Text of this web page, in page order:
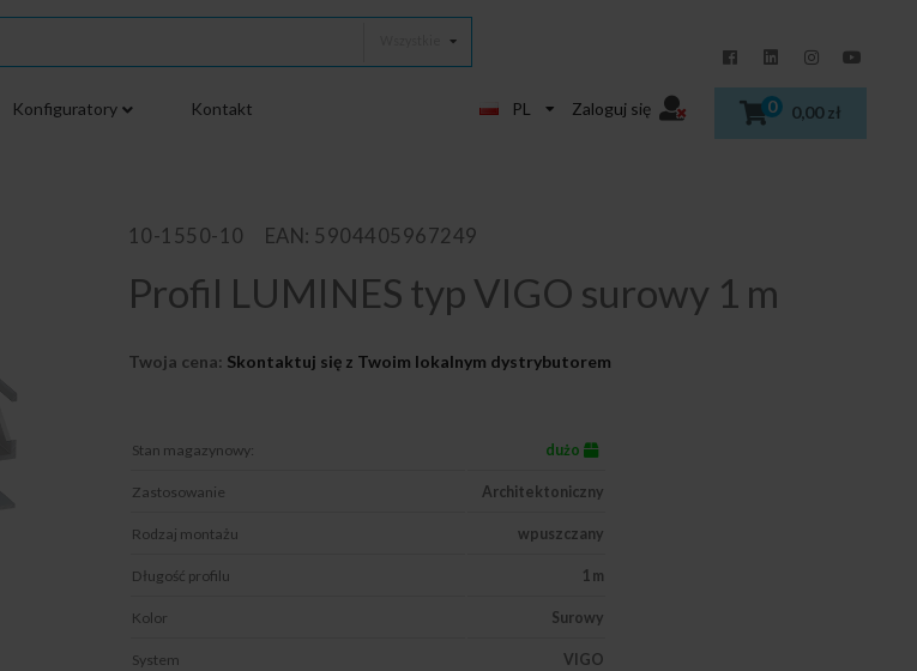
Konfiguratory Kontakt PL Zaloguj się 0 0,00 zł
10-1550-10 EAN: 5904405967249
Profil LUMINES typ VIGO surowy 1 m
Twoja cena: Skontaktuj się z Twoim lokalnym dystrybutorem
Stan magazynowy: dużo
Zastosowanie Architektoniczny
Rodzaj montażu wpuszczany
Długość profilu 1 m
Kolor Surowy
System VIGO